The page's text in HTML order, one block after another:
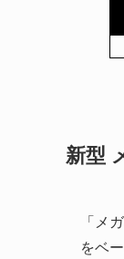
新型
「メ
をベ